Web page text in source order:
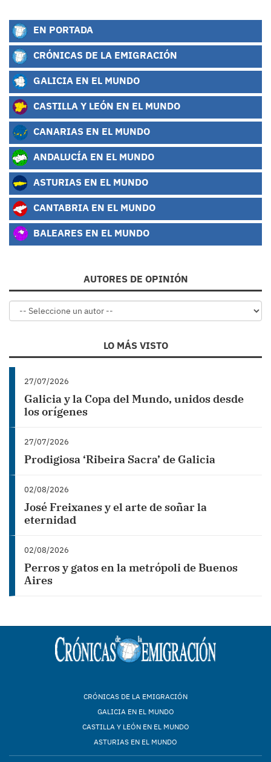
EN PORTADA
CRÓNICAS DE LA EMIGRACIÓN
GALICIA EN EL MUNDO
CASTILLA Y LEÓN EN EL MUNDO
CANARIAS EN EL MUNDO
ANDALUCÍA EN EL MUNDO
ASTURIAS EN EL MUNDO
CANTABRIA EN EL MUNDO
BALEARES EN EL MUNDO
AUTORES DE OPINIÓN
LO MÁS VISTO
27/07/2026
Galicia y la Copa del Mundo, unidos desde
los orígenes
27/07/2026
Prodigiosa ‘Ribeira Sacra’ de Galicia
02/08/2026
José Freixanes y el arte de soñar la
eternidad
02/08/2026
Perros y gatos en la metrópoli de Buenos
Aires
CRÓNICAS DE LA EMIGRACIÓN
GALICIA EN EL MUNDO
CASTILLA Y LEÓN EN EL MUNDO
ASTURIAS EN EL MUNDO